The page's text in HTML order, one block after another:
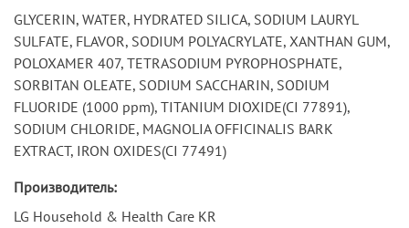
GLYCERIN, WATER, HYDRATED SILICA, SODIUM LAURYL
SULFATE, FLAVOR, SODIUM POLYACRYLATE, XANTHAN GUM,
POLOXAMER 407, TETRASODIUM PYROPHOSPHATE,
SORBITAN OLEATE, SODIUM SACCHARIN, SODIUM
FLUORIDE (1000 ppm), TITANIUM DIOXIDE(CI 77891),
SODIUM CHLORIDE, MAGNOLIA OFFICINALIS BARK
EXTRACT, IRON OXIDES(CI 77491)
Производитель:
LG Household & Health Care KR